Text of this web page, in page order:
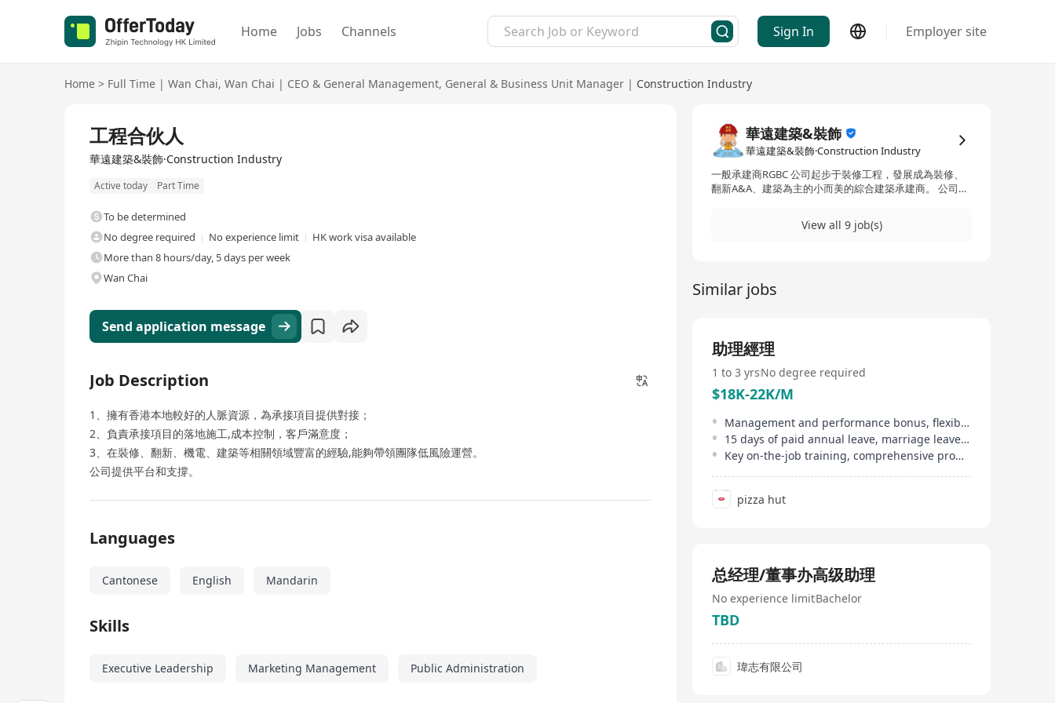
Home Jobs Channels Sign In Employer site
Home > Full Time | Wan Chai, Wan Chai | CEO & General Management, General & Business Unit Manager | Construction Industry
工程合伙人
華遠建築&裝飾·Construction Industry
Active today Part Time
To be determined
No degree required
No experience limit
HK work visa available
More than 8 hours/day, 5 days per week
Wan Chai
Send application message
Job Description
1、擁有香港本地較好的人脈資源，為承接項目提供對接；
2、負責承接項目的落地施工,成本控制，客戶滿意度；
3、在裝修、翻新、機電、建築等相關領域豐富的經驗,能夠帶領團隊低風險運營。
公司提供平台和支撐。
Languages
Cantonese English Mandarin
Skills
Executive Leadership Marketing Management Public Administration
華遠建築&裝飾
華遠建築&裝飾·Construction Industry
一般承建商RGBC 公司起步于裝修工程，發展成為裝修、
翻新A&A、建築為主的小而美的綜合建築承建商。 公司立
為基礎，重視客戶服務，在香港地區具備一定的美譽度！
View all 9 job(s)
Similar jobs
助理經理
1 to 3 yrsNo degree required
$18K-22K/M
Management and performance bonus, flexible bonus, year-end bonus
15 days of paid annual leave, marriage leave, additional maternity leave, etc
Key on-the-job training, comprehensive promotion mechanism
pizza hut
总经理/董事办高级助理
No experience limitBachelor
TBD
瑋志有限公司